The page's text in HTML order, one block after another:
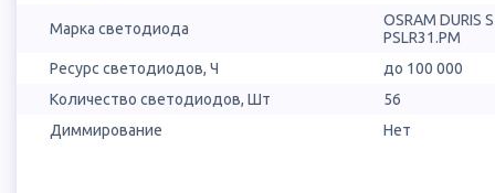
Марка светодиода
OSRAM DURIS
PSLR31.PM
Ресурс светодиодов, Ч
до 100 000
Количество светодиодов, Шт
56
Диммирование
Нет